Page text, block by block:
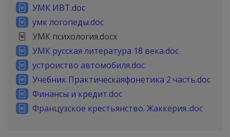
УМК ИВТ.doc
умк логопеды.doc
УМК психология.docx
УМК русская литература 18 века.doc
устроиство автомобиля.doc
Учебник Практическаяфонетика 2 часть.doc
Финансы и кредит.doc
Французское крестьянство. Жаккерия..doc